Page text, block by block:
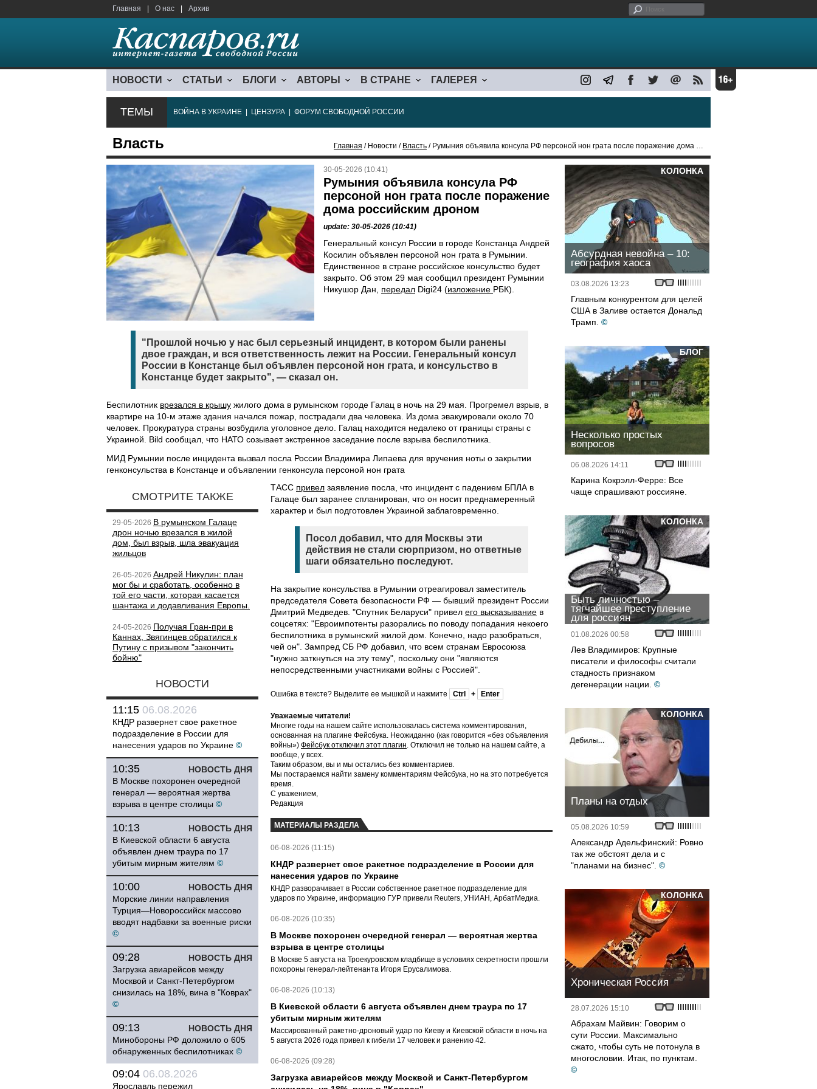
Главная О нас Архив
НОВОСТИ СТАТЬИ БЛОГИ АВТОРЫ В СТРАНЕ ГАЛЕРЕЯ
ТЕМЫ ВОЙНА В УКРАИНЕ ЦЕНЗУРА ФОРУМ СВОБОДНОЙ РОССИИ
Власть Главная / Новости / Власть / Румыния объявила консула РФ персоной нон грата после поражение дома российским дроном
30-05-2026 (10:41)
Румыния объявила консула РФ
персоной нон грата после поражение
дома российским дроном
update: 30-05-2026 (10:41)
Генеральный консул России в городе Констанца Андрей
Косилин объявлен персоной нон грата в Румынии.
Единственное в стране российское консульство будет
закрыто. Об этом 29 мая сообщил президент Румынии
Никушор Дан, передал Digi24 (изложение РБК).
"Прошлой ночью у нас был серьезный инцидент, в котором были ранены
двое граждан, и вся ответственность лежит на России. Генеральный консул
России в Констанце был объявлен персоной нон грата, и консульство в
Констанце будет закрыто", — сказал он.
Беспилотник врезался в крышу жилого дома в румынском городе Галац в ночь на 29 мая. Прогремел взрыв, в
квартире на 10-м этаже здания начался пожар, пострадали два человека. Из дома эвакуировали около 70
человек. Прокуратура страны возбудила уголовное дело. Галац находится недалеко от границы страны с
Украиной. Bild сообщал, что НАТО созывает экстренное заседание после взрыва беспилотника.
МИД Румынии после инцидента вызвал посла России Владимира Липаева для вручения ноты о закрытии
генконсульства в Констанце и объявлении генконсула персоной нон грата
СМОТРИТЕ ТАКЖЕ
29-05-2026 В румынском Галаце
дрон ночью врезался в жилой
дом, был взрыв, шла эвакуация
жильцов
26-05-2026 Андрей Никулин: план
мог бы и сработать, особенно в
той его части, которая касается
шантажа и додавливания Европы.
24-05-2026 Получая Гран-при в
Каннах, Звягинцев обратился к
Путину с призывом "закончить
бойню"
НОВОСТИ
11:15 06.08.2026
КНДР развернет свое ракетное
подразделение в России для
нанесения ударов по Украине ©
НОВОСТЬ ДНЯ
10:35
В Москве похоронен очередной
генерал — вероятная жертва
взрыва в центре столицы ©
НОВОСТЬ ДНЯ
10:13
В Киевской области 6 августа
объявлен днем траура по 17
убитым мирным жителям ©
НОВОСТЬ ДНЯ
10:00
Морские линии направления
Турция—Новороссийск массово
вводят надбавки за военные риски
©
НОВОСТЬ ДНЯ
09:28
Загрузка авиарейсов между
Москвой и Санкт-Петербургом
снизилась на 18%, вина в "Коврах"
©
НОВОСТЬ ДНЯ
09:13
Минобороны РФ доложило о 605
обнаруженных беспилотниках ©
09:04 06.08.2026
Ярославль пережил
ТАСС привел заявление посла, что инцидент с падением БПЛА в
Галаце был заранее спланирован, что он носит преднамеренный
характер и был подготовлен Украиной заблаговременно.
Посол добавил, что для Москвы эти
действия не стали сюрпризом, но ответные
шаги обязательно последуют.
На закрытие консульства в Румынии отреагировал заместитель
председателя Совета безопасности РФ — бывший президент России
Дмитрий Медведев. "Спутник Беларуси" привел его высказывание в
соцсетях: "Евроимпотенты разорались по поводу попадания некоего
беспилотника в румынский жилой дом. Конечно, надо разобраться,
чей он". Зампред СБ РФ добавил, что всем странам Евросоюза
"нужно заткнуться на эту тему", поскольку они "являются
непосредственными участниками войны с Россией".
Ошибка в тексте? Выделите ее мышкой и нажмите Ctrl + Enter
Уважаемые читатели!
Многие годы на нашем сайте использовалась система комментирования,
основанная на плагине Фейсбука. Неожиданно (как говорится «без объявления
войны») Фейсбук отключил этот плагин. Отключил не только на нашем сайте, а
вообще, у всех.
Таким образом, вы и мы остались без комментариев.
Мы постараемся найти замену комментариям Фейсбука, но на это потребуется
время.
С уважением,
Редакция
МАТЕРИАЛЫ РАЗДЕЛА
06-08-2026 (11:15)
КНДР развернет свое ракетное подразделение в России для
нанесения ударов по Украине
КНДР разворачивает в России собственное ракетное подразделение для
ударов по Украине, информацию ГУР привели Reuters, УНИАН, АрбатМедиа.
06-08-2026 (10:35)
В Москве похоронен очередной генерал — вероятная жертва
взрыва в центре столицы
В Москве 5 августа на Троекуровском кладбище в условиях секретности прошли
похороны генерал-лейтенанта Игоря Ерусалимова.
06-08-2026 (10:13)
В Киевской области 6 августа объявлен днем траура по 17
убитым мирным жителям
Массированный ракетно-дроновый удар по Киеву и Киевской области в ночь на
5 августа 2026 года привел к гибели 17 человек и ранению 42.
06-08-2026 (09:28)
Загрузка авиарейсов между Москвой и Санкт-Петербургом
КОЛОНКА
Абсурдная невойна – 10:
география хаоса
03.08.2026 13:23
Главным конкурентом для целей
США в Заливе остается Дональд
Трамп. ©
БЛОГ
Несколько простых
вопросов
06.08.2026 14:11
Карина Кокрэлл-Ферре: Все
чаще спрашивают россияне.
КОЛОНКА
Быть личностью –
тягчайшее преступление
для россиян
01.08.2026 00:58
Лев Владимиров: Крупные
писатели и философы считали
стадность признаком
дегенерации нации. ©
КОЛОНКА
Планы на отдых
05.08.2026 10:59
Александр Адельфинский: Ровно
так же обстоят дела и с
"планами на бизнес". ©
КОЛОНКА
Хроническая Россия
28.07.2026 15:10
Абрахам Майвин: Говорим о
сути России. Максимально
сжато, чтобы суть не потонула в
многословии. Итак, по пунктам.
©